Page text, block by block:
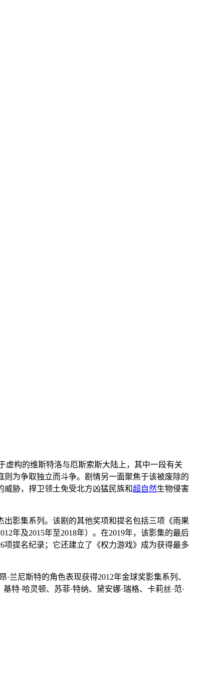
虚构的维斯特洛与厄斯索斯大陆上，其中一段有关
为争取独立而斗争。剧情另一面聚焦于该被废除的
胁，捍卫领土免受北方凶猛民族和超自然生物侵害
出影集系列。该剧的其他奖项和提名包括三项《雨果
年及2015年至2018年）。在2019年，该影集的最后
提名纪录；它还建立了《权力游戏》成为获得最多
兰尼斯特的角色表现获得2012年金球奖影集系列、
特·哈灵顿、苏菲·特纳、黛安娜·瑞格、卡莉丝·范·